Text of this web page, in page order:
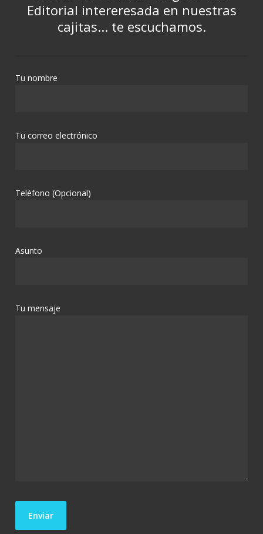
Editorial intereresada en nuestras
cajitas... te escuchamos.
Tu nombre
Tu correo electrónico
Teléfono (Opcional)
Asunto
Tu mensaje